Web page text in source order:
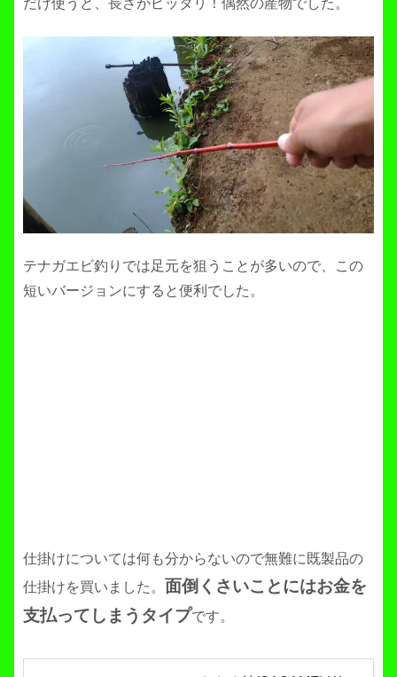
だけ使うと、長さがピッタリ！偶然の産物でした。
テナガエビ釣りでは足元を狙うことが多いので、この
短いバージョンにすると便利でした。
仕掛けについては何も分からないので無難に既製品の
仕掛けを買いました。 面倒くさいことにはお金を
支払ってしまうタイプです。